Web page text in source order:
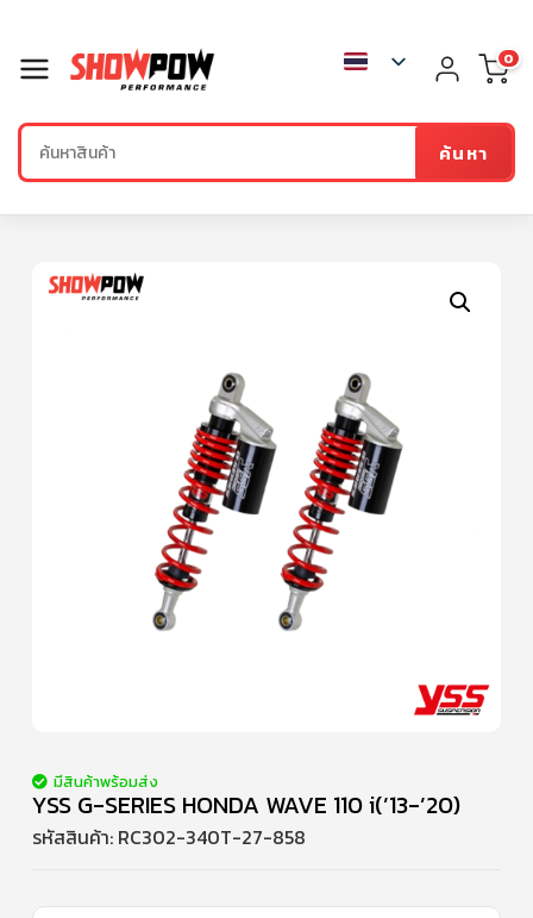
ค้นหา
0
มีสินค้าพร้อมส่ง
YSS G-SERIES HONDA WAVE 110 i(’13-’20)
รหัสสินค้า: RC302-340T-27-858